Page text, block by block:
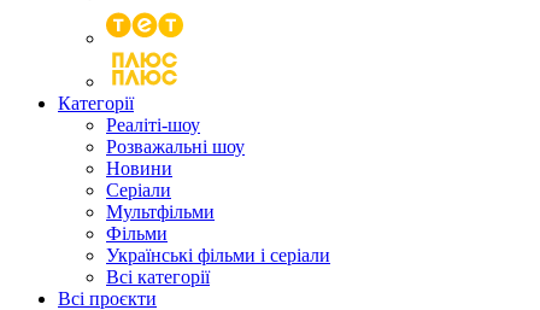
Категорії
Реаліті-шоу
Розважальні шоу
Новини
Серіали
Мультфільми
Фільми
Українські фільми і серіали
Всі категорії
Всі проєкти